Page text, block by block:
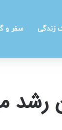
زندگی سفر و
رشد